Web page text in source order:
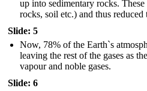
up into sedimentary rocks.
rocks, soil etc.) and thus
Slide: 5
Now, 78% of the Earth`s
leaving the rest of the gases as
vapour and noble gases.
Slide: 6